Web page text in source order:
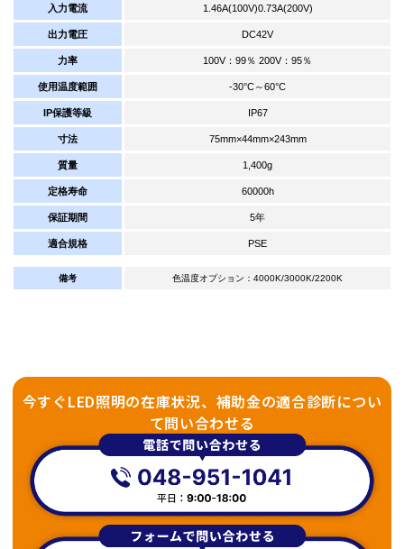
入力電流 1.46A(100V)0.73A(200V)
出力電圧 DC42V
力率 100V：99％ 200V：95％
使用温度範囲 -30°C～60°C
IP保護等級 IP67
寸法 75mm×44mm×243mm
質量 1,400g
定格寿命 60000h
保証期間 5年
適合規格 PSE
備考 色温度オプション：4000K/3000K/2200K
今すぐLED照明の在庫状況、補助金の適合診断につい
て問い合わせる